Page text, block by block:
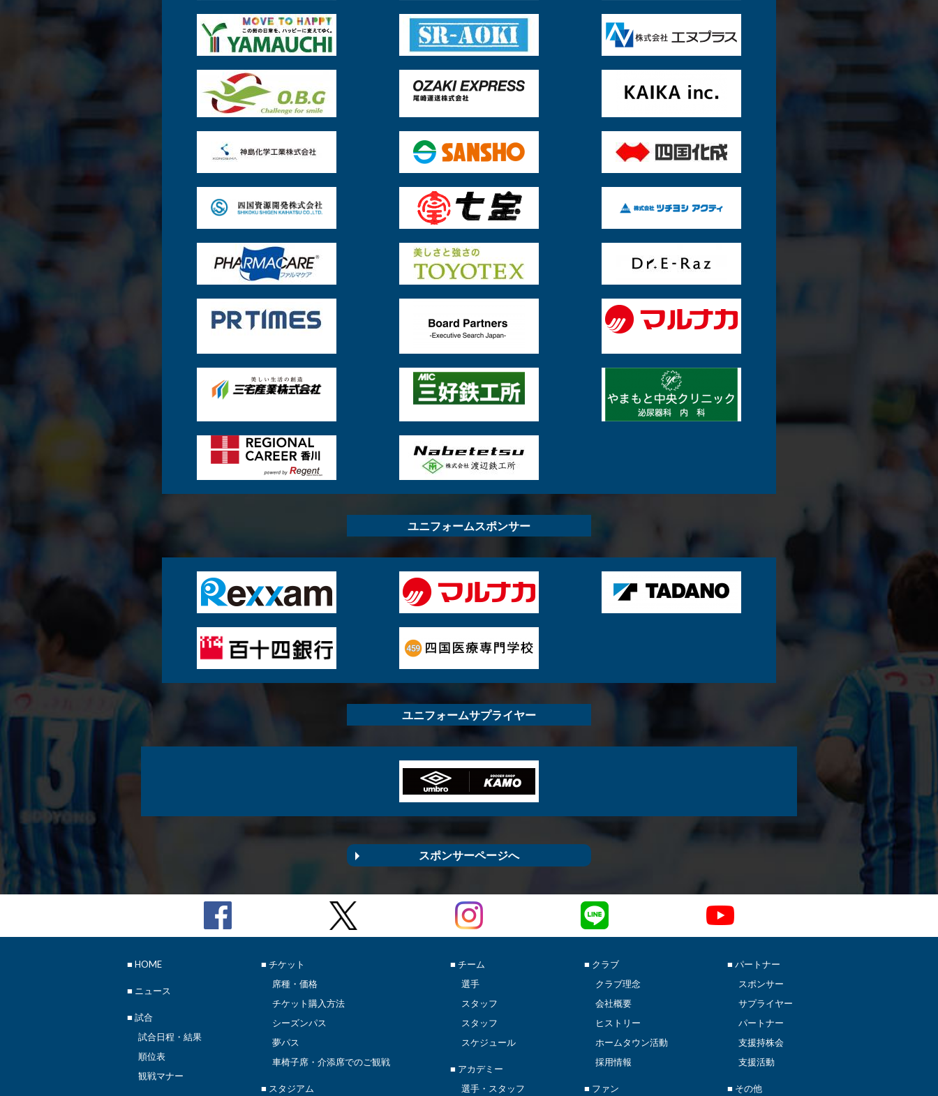
ユニフォームスポンサー
ユニフォームサプライヤー
スポンサーページへ
■ HOME
■ ニュース
■ 試合
試合日程・結果
順位表
観戦マナー
■ チケット
席種・価格
チケット購入方法
シーズンパス
夢パス
車椅子席・介添席でのご観戦
■ スタジアム
■ チーム
選手
スタッフ
スタッフ
スケジュール
■ アカデミー
選手・スタッフ
■ クラブ
クラブ理念
会社概要
ヒストリー
ホームタウン活動
採用情報
■ ファン
■ パートナー
スポンサー
サプライヤー
パートナー
支援持株会
支援活動
■ その他